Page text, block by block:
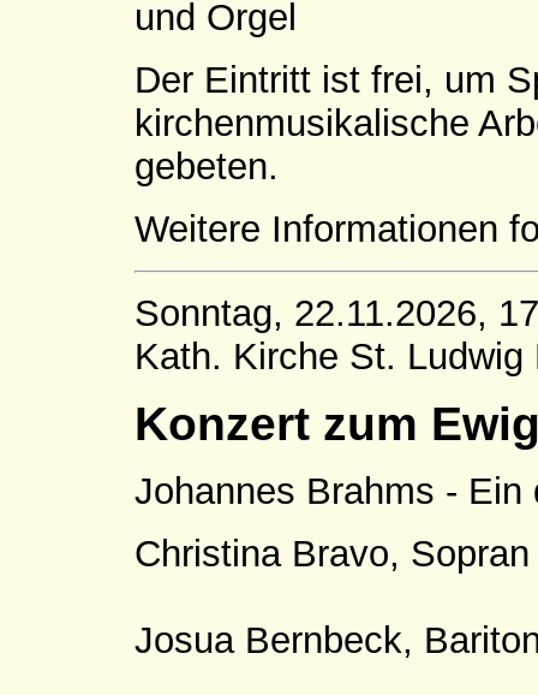
und Orgel
Der Eintritt ist frei, um
kirchenmusikalische
gebeten.
Weitere Informationen
Sonntag, 22.11.2026,
Kath. Kirche St. Ludwig
Konzert zum
Johannes Brahms - Ein
Christina Bravo, Sopran
Josua Bernbeck,